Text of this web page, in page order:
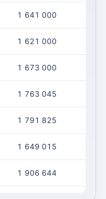
1 641 000
1 621 000
1 673 000
1 763 045
1 791 825
1 649 015
1 906 644